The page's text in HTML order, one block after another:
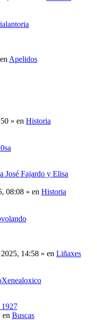
Apelidos
» en Historia
José Fajardo y Elisa
08:08 » en Historia
14:58 » en Liñaxes
en Buscas